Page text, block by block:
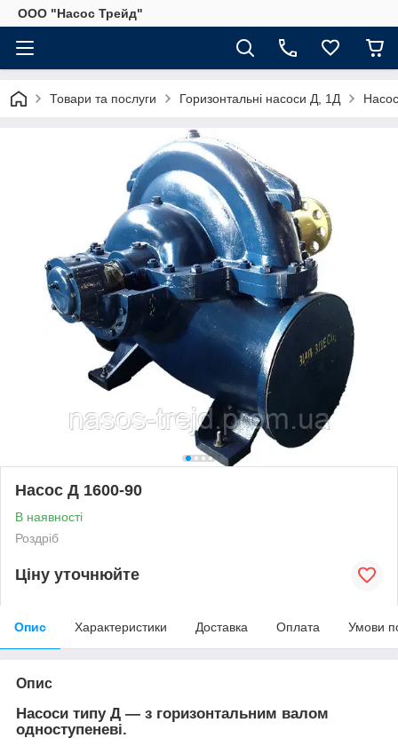
ООО "Насос Трейд"
Товари та послуги Горизонтальні насоси Д, 1Д
Насос Д 1600-90
В наявності
Роздріб
Ціну уточнюйте
Опис Характеристики Доставка Оплата Умови
Опис
Насоси типу Д — з горизонтальним валом
одноступеневі.